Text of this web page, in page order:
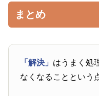
まとめ
「解決」 はうまく処
なくなることという